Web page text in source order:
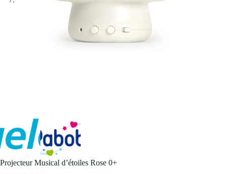
Projecteur Musical d’étoiles Rose 0+